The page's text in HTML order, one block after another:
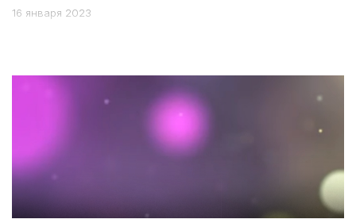
16 января 2023